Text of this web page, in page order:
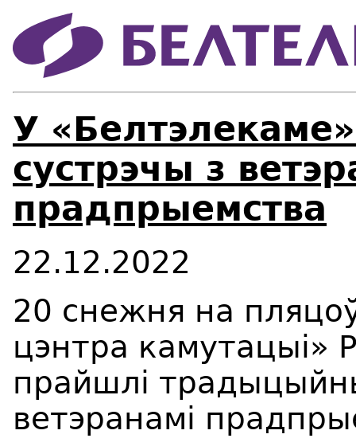
У
сустрэчы з
прадпрыемства
22.12.2022
20 снежня на
цэнтра камутацыі»
прайшлі
ветэранамі